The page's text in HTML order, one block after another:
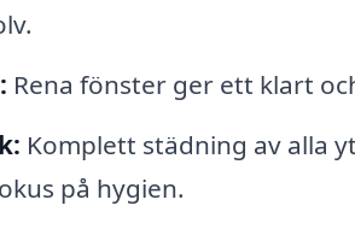
Rena fönster ger ett klart
Komplett städning av alla
på hygien.